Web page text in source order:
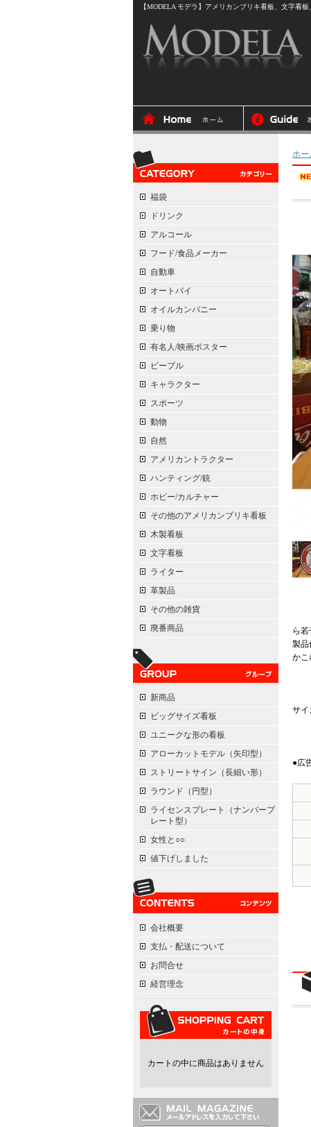
【MODELA モデラ】アメリカンブリキ看板、文字看
福袋
ドリンク
アルコール
フード/食品メーカー
自動車
オートバイ
オイルカンパニー
乗り物
有名人/映画ポスター
ピープル
キャラクター
スポーツ
動物
自然
アメリカントラクター
ハンティング/銃
ホビー/カルチャー
その他のアメリカンブリキ看板
木製看板
文字看板
ライター
革製品
その他の雑貨
廃番商品
新商品
ビッグサイズ看板
ユニークな形の看板
アローカットモデル（矢印型）
ストリートサイン（長細い形）
ラウンド（円型）
ライセンスプレート（ナンバープ
レート型）
女性と○○
値下げしました
会社概要
支払・配送について
お問合せ
経営理念
カートの中に商品はありません
ホー
ら
製品
かこ
サイ
●広